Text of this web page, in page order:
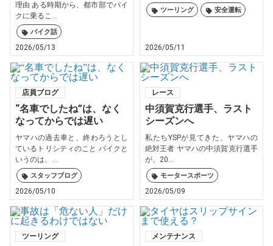
理由 ある時期から、都市部でバイ
クに乗るこ...
バイク話
2026/05/13
ツーリング 安全運転
2026/05/11
店員ブログ
“名車でしたね”は、なく
なってからでは遅い
ヤマハの過去車と、終わろうとし
ているトリシティのこと バイクと
いうのは、...
スタッフブログ
2026/05/10
レース
中須賀克行選手、ラスト
シーズンへ
私たちYSPが見てきた、ヤマハの
絶対王者 ヤマハの中須賀克行選手
が、20...
モータースポーツ
2026/05/09
ツーリング メンテナンス